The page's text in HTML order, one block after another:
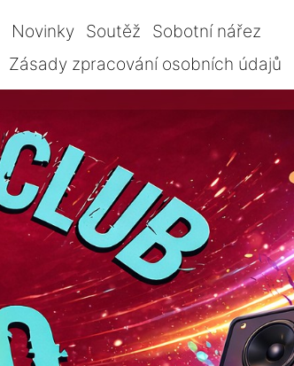
Novinky Soutěž
Sobotní nářez
Zásady zpracování osobních údajů